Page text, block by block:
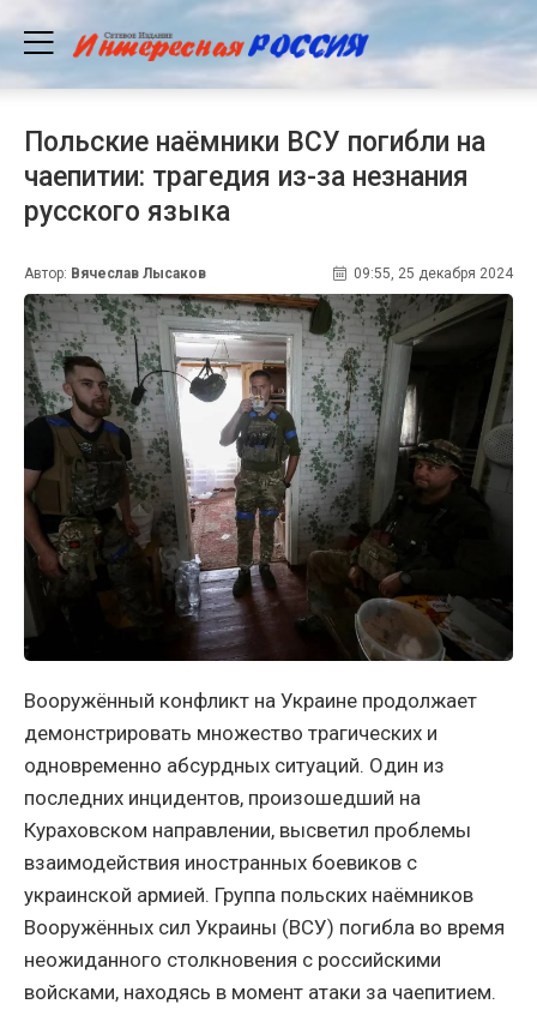
Польские наёмники ВСУ погибли на
чаепитии: трагедия из-за незнания
русского языка
Автор: Вячеслав Лысаков 09:55, 25 декабря 2024
Вооружённый конфликт на Украине продолжает
демонстрировать множество трагических и
одновременно абсурдных ситуаций. Один из
последних инцидентов, произошедший на
Кураховском направлении, высветил проблемы
взаимодействия иностранных боевиков с
украинской армией. Группа польских наёмников
Вооружённых сил Украины (ВСУ) погибла во время
неожиданного столкновения с российскими
войсками, находясь в момент атаки за чаепитием.